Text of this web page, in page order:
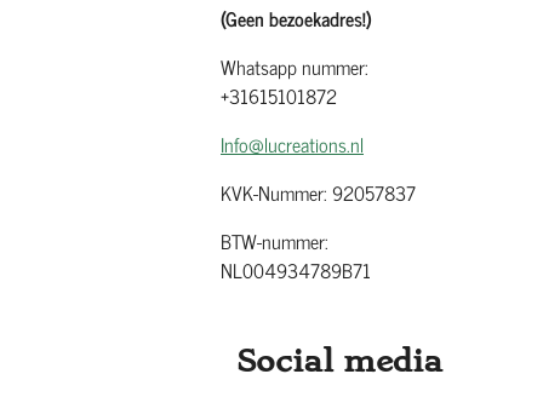
(Geen bezoekadres!)
Whatsapp nummer:
+31615101872
Info@lucreations.nl
KVK-Nummer: 92057837
BTW-nummer:
NL004934789B71
Social media